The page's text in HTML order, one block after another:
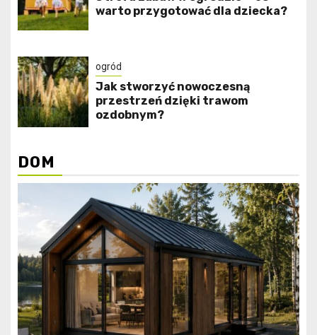
warto przygotować dla dziecka?
ogród
Jak stworzyć nowoczesną
przestrzeń dzięki trawom
ozdobnym?
DOM